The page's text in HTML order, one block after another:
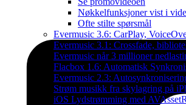
Nøkkelfunksjoner vist i
Ofte stilte spørsmål
Evermusic 3.6: CarPlay,
Evermusic 3.1: Crossfade,
Evermusic når 3 millioner
Flacbox 1.6: Automatisk
Evermusic 2.3:
Strøm musikk fra skylagring på
iOS Lydstrømming med